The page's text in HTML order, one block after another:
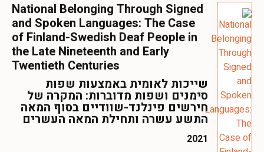
National Belonging Through Signed
and Spoken Languages: The Case
of Finland-Swedish Deaf People in
the Late Nineteenth and Early
Twentieth Centuries
שייכות לאומית באמצעות שפות
סימנים ושפות מדוברות: המקרה של
חירשים פינלנד-שוודיים בסוף המאה
התשע עשרה ותחילת המאה העשרים
2021